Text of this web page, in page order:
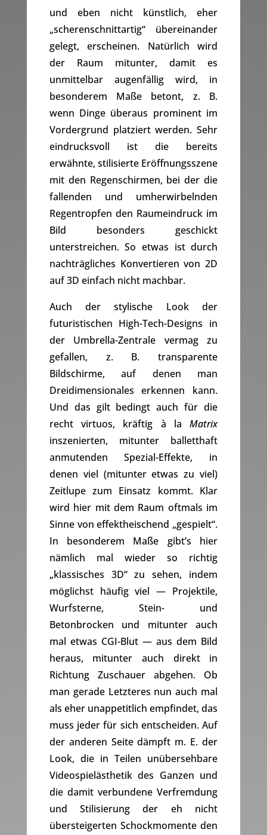
und eben nicht künstlich, eher
„scherenschnittartig“ übereinander
gelegt, erscheinen. Natürlich wird
der Raum mitunter, damit es
unmittelbar augenfällig wird, in
besonderem Maße betont, z. B.
wenn Dinge überaus prominent im
Vordergrund platziert werden. Sehr
eindrucksvoll ist die bereits
erwähnte, stilisierte Eröffnungsszene
mit den Regenschirmen, bei der die
fallenden und umherwirbelnden
Regentropfen den Raumeindruck im
Bild besonders geschickt
unterstreichen. So etwas ist durch
nachträgliches Konvertieren von 2D
auf 3D einfach nicht machbar.
Auch der stylische Look der
futuristischen High-Tech-Designs in
der Umbrella-Zentrale vermag zu
gefallen, z. B. transparente
Bildschirme, auf denen man
Dreidimensionales erkennen kann.
Und das gilt bedingt auch für die
recht virtuos, kräftig à laMatrix
inszenierten, mitunter balletthaft
anmutenden Spezial-Effekte, in
denen viel (mitunter etwas zu viel)
Zeitlupe zum Einsatz kommt. Klar
wird hier mit dem Raum oftmals im
Sinne von effektheischend „gespielt“.
In besonderem Maße gibt’s hier
nämlich mal wieder so richtig
„klassisches 3D“ zu sehen, indem
möglichst häufig viel — Projektile,
Wurfsterne, Stein- und
Betonbrocken und mitunter auch
mal etwas CGI-Blut — aus dem Bild
heraus, mitunter auch direkt in
Richtung Zuschauer abgehen. Ob
man gerade Letzteres nun auch mal
als eher unappetitlich empfindet, das
muss jeder für sich entscheiden. Auf
der anderen Seite dämpft m. E. der
Look, die in Teilen unübersehbare
Videospielästhetik des Ganzen und
die damit verbundene Verfremdung
und Stilisierung der eh nicht
übersteigerten Schockmomente den